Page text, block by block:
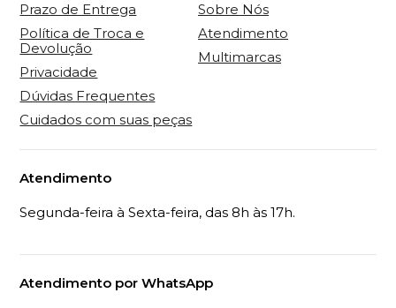
Prazo de Entrega
Política de Troca e
Devolução
Privacidade
Dúvidas Frequentes
Cuidados com suas peças
Sobre Nós
Atendimento
Multimarcas
Atendimento
Segunda-feira à Sexta-feira, das 8h às 17h.
Atendimento por WhatsApp